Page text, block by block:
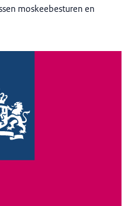
moskeebesturen en